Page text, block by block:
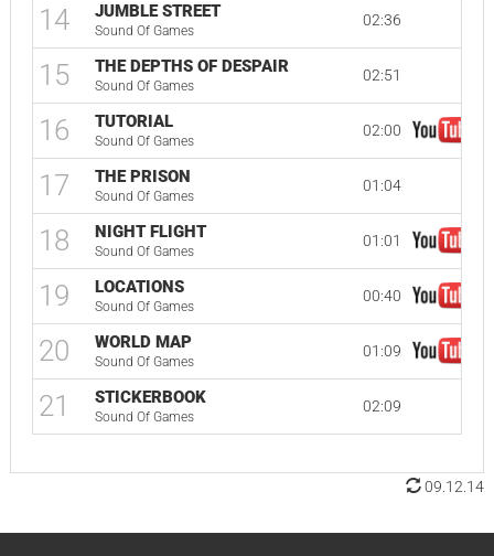
14 JUMBLE STREET
Sound Of Games
02:36
15 THE DEPTHS OF DESPAIR
Sound Of Games
02:51
16 TUTORIAL
Sound Of Games
02:00
17 THE PRISON
Sound Of Games
01:04
18 NIGHT FLIGHT
Sound Of Games
01:01
19 LOCATIONS
Sound Of Games
00:40
20 WORLD MAP
Sound Of Games
01:09
21 STICKERBOOK
Sound Of Games
02:09
09.12.14